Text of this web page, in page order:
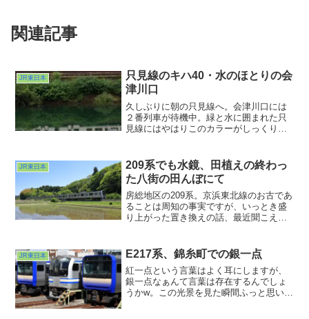
関連記事
JR東日本
只見線のキハ40・水のほとりの会
津川口
久しぶりに朝の只見線へ。会津川口には
２番列車が待機中。緑と水に囲まれた只
見線にはやはりこのカラーがしっくりき
ん。いい朝です。
JR東日本
209系でも水鏡、田植えの終わっ
た八街の田んぼにて
房総地区の209系。京浜東北線のお古であ
ることは周知の事実ですが、いっとき盛
り上がった置き換えの話、最近聞こえな
ばらくはまだまだ安泰？なんでしょうか
ねぇ・・・。そんな静かなうちに撮って
おこうと思いました。209系の水鏡。
JR東日本 E217系、錦糸町での銀一点
紅一点という言葉はよく耳にしますが、
銀一点なぁんて言葉は存在するんでしょ
うかw。この光景を見た瞬間ふっと思い浮